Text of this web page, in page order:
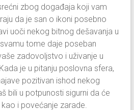
zbog događaja koji vam
da je san o ikoni posebno
uoči nekog bitnog dešavanja u
tome daje poseban
zadovoljstvo i uživanje u
je u pitanju poslovna sfera,
pozitivan ishod nekog
bili u potpunosti sigurni da će
kao i povećanje zarade.